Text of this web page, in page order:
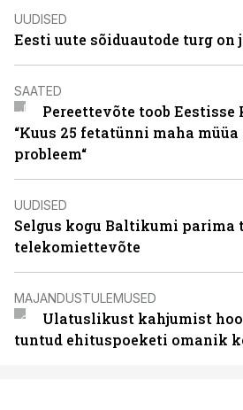
UUDISED
Eesti uute sõiduautode turg
SAATED
Pereettevõte toob Eestisse
“Kuus 25 fetatünni maha
probleem“
UUDISED
Selgus kogu Baltikumi parima
telekomiettevõte
MAJANDUSTULEMUSED
Ulatuslikust kahjumist
tuntud ehituspoeketi omanik